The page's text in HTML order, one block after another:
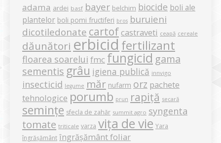
adama ardei basf bayer belchim biocide boli ale
plantelor boli pomi fructiferi bros buruieni
dicotiledonate cartof castraveti ceapă cereale
dăunători erbicid fertilizant
floarea soarelui fmc fungicid gama
sementis grâu igiena publică innvigo
insecticid legume măr nufarm orz pachete
tehnologice porumb prun rapiță secară
semințe sfecla de zahăr summit agro syngenta
tomate triticale varza vița de vie Yara
îngrășământ îngrășământ foliar